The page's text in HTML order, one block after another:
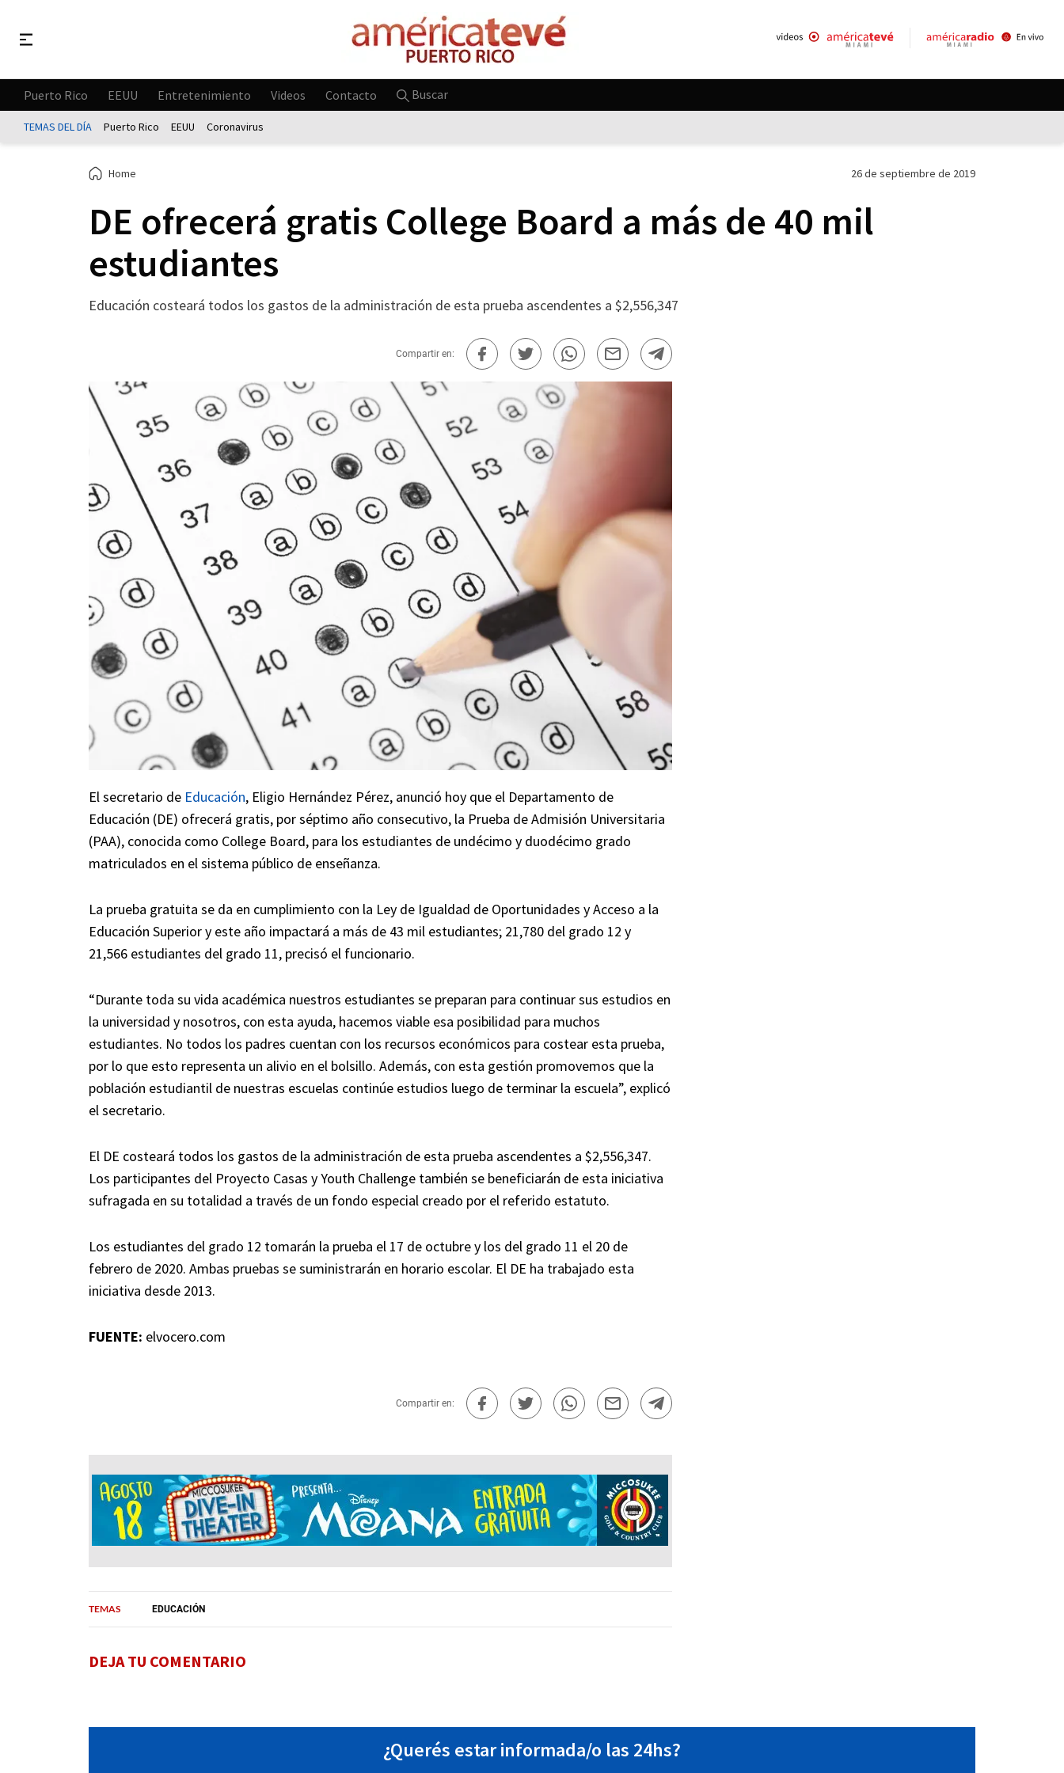
Puerto Rico EEUU Entretenimiento Videos Contacto Buscar
TEMAS DEL DÍA Puerto Rico EEUU Coronavirus
Home 26 de septiembre de 2019
DE ofrecerá gratis College Board a más de 40 mil
estudiantes
Educación costeará todos los gastos de la administración de esta prueba ascendentes a $2,556,347
Compartir en:
El secretario de Educación, Eligio Hernández Pérez, anunció hoy que el Departamento de
Educación (DE) ofrecerá gratis, por séptimo año consecutivo, la Prueba de Admisión Universitaria
(PAA), conocida como College Board, para los estudiantes de undécimo y duodécimo grado
matriculados en el sistema público de enseñanza.
La prueba gratuita se da en cumplimiento con la Ley de Igualdad de Oportunidades y Acceso a la
Educación Superior y este año impactará a más de 43 mil estudiantes; 21,780 del grado 12 y
21,566 estudiantes del grado 11, precisó el funcionario.
“Durante toda su vida académica nuestros estudiantes se preparan para continuar sus estudios en
la universidad y nosotros, con esta ayuda, hacemos viable esa posibilidad para muchos
estudiantes. No todos los padres cuentan con los recursos económicos para costear esta prueba,
por lo que esto representa un alivio en el bolsillo. Además, con esta gestión promovemos que la
población estudiantil de nuestras escuelas continúe estudios luego de terminar la escuela”, explicó
el secretario.
El DE costeará todos los gastos de la administración de esta prueba ascendentes a $2,556,347.
Los participantes del Proyecto Casas y Youth Challenge también se beneficiarán de esta iniciativa
sufragada en su totalidad a través de un fondo especial creado por el referido estatuto.
Los estudiantes del grado 12 tomarán la prueba el 17 de octubre y los del grado 11 el 20 de
febrero de 2020. Ambas pruebas se suministrarán en horario escolar. El DE ha trabajado esta
iniciativa desde 2013.
FUENTE: elvocero.com
Compartir en:
TEMAS EDUCACIÓN
DEJA TU COMENTARIO
¿Querés estar informada/o las 24hs?